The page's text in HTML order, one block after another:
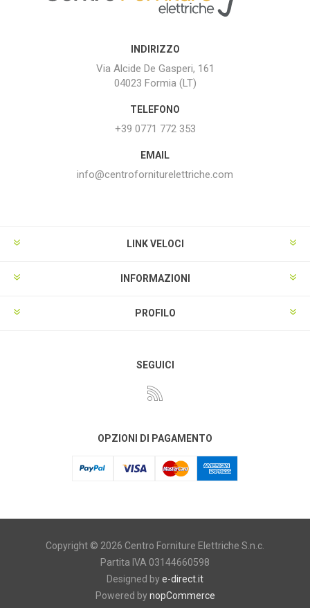
INDIRIZZO
Via Alcide De Gasperi, 161
04023 Formia (LT)
TELEFONO
+39 0771 772 353
EMAIL
info@centroforniturelettriche.com
LINK VELOCI
INFORMAZIONI
PROFILO
SEGUICI
OPZIONI DI PAGAMENTO
Copyright © 2026 Centro Forniture Elettriche S.n.c.
Partita IVA 03144660598
Designed bye-direct.it
Powered bynopCommerce